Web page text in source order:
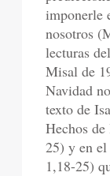
imponerle
nosotros
lecturas
Misal de
Navidad
texto de
Hechos
25) y en
1,18-25)